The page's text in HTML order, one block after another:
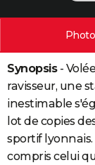
PHOTO
BONS PLANS
CARTE DE VOEUX
Carte de Noël
Carte Bonne année
Carte Saint-
Carte Pâques
Carte
DICTIONNAIRE
Dictionnaire
Biographies
Citations
Expressions
Proverbes
PROGRAMME TV
Synopsis-
ravisseur, une
inestimable
lot de copies
sportif
compris celui